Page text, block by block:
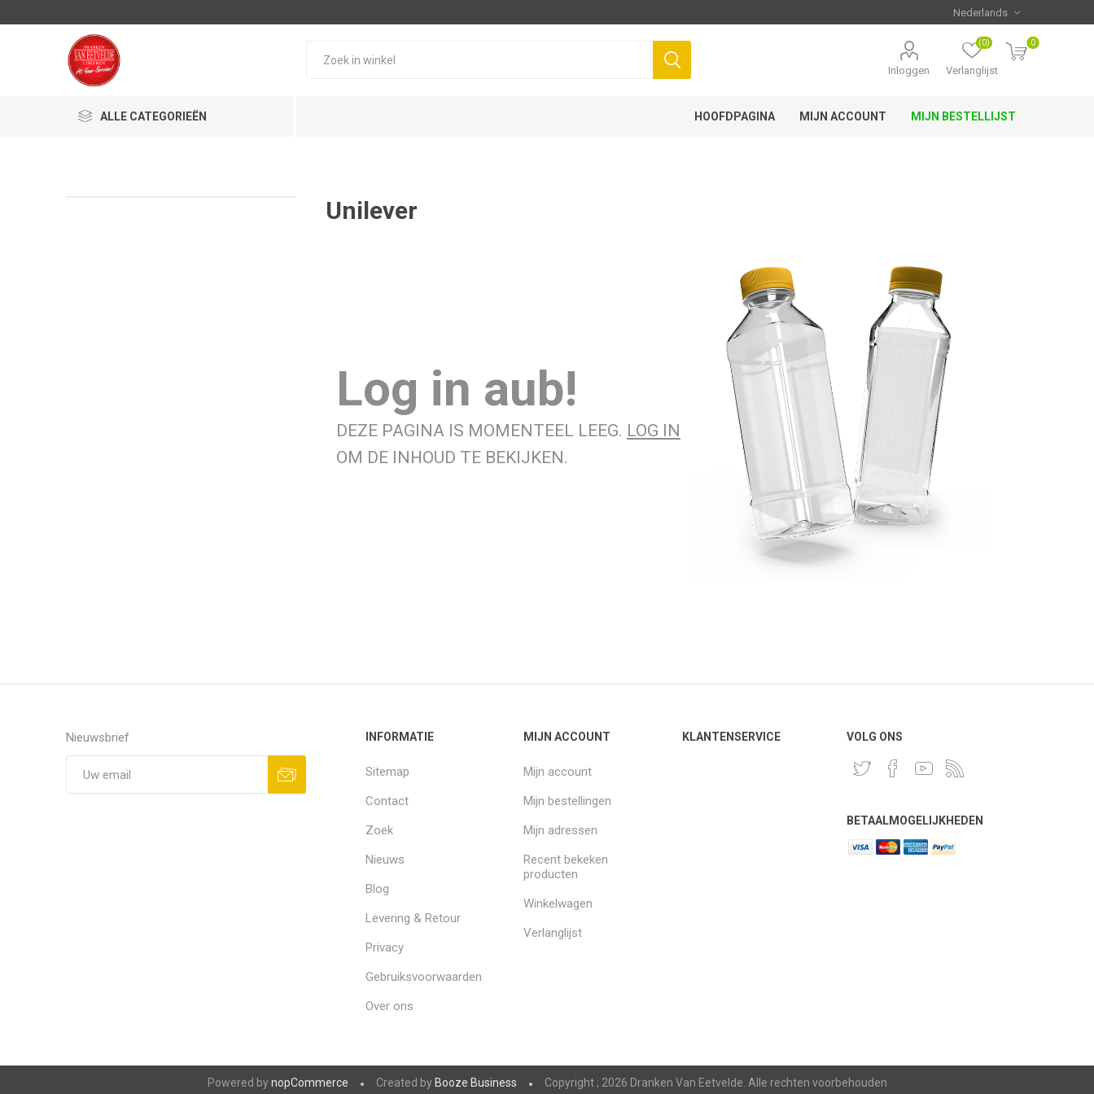
Inloggen Verlanglijst
(0) 0
ALLE CATEGORIEËN HOOFDPAGINA MIJN ACCOUNT MIJN BESTELLIJST
Unilever
Log in aub!
DEZE PAGINA IS MOMENTEEL LEEG. LOG IN
OM DE INHOUD TE BEKIJKEN.
Nieuwsbrief INFORMATIE
Sitemap
Contact
Zoek
Nieuws
Blog
Levering & Retour
Privacy
Gebruiksvoorwaarden
Over ons
MIJN ACCOUNT
Mijn account
Mijn bestellingen
Mijn adressen
Recent bekeken
producten
Winkelwagen
Verlanglijst
KLANTENSERVICE VOLG ONS
BETAALMOGELIJKHEDEN
Powered bynopCommerce Created by Booze Business Copyright ; 2026 Dranken Van Eetvelde. Alle rechten voorbehouden